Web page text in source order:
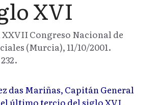
XVI
Congreso Nacional de
(Murcia), 11/10/2001.
das Mariñas, Capitán General
el último tercio del siglo XVI